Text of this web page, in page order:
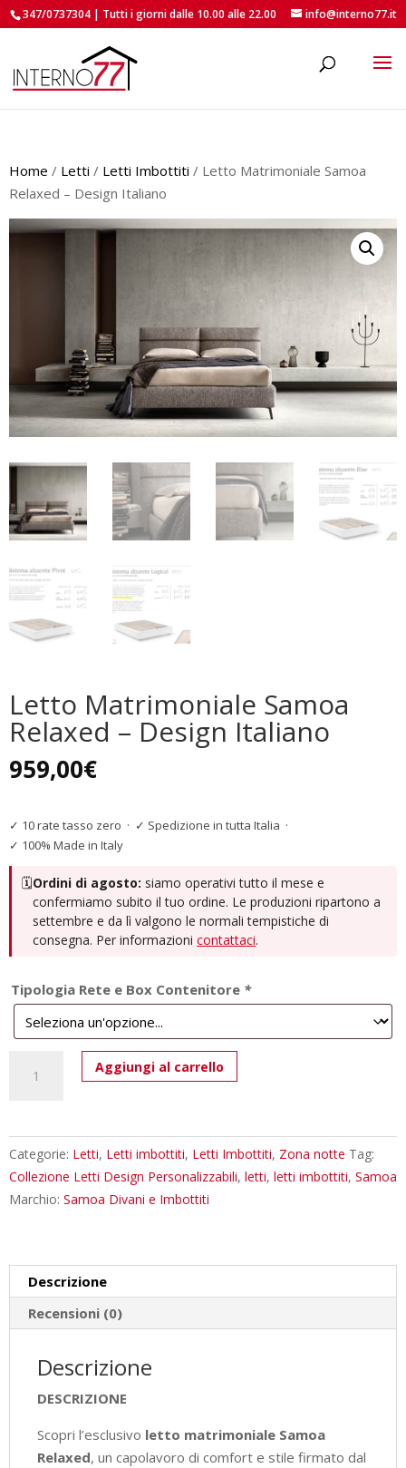
347/0737304 | Tutti i giorni dalle 10.00 alle 22.00 info@interno77.it
Home / Letti / Letti Imbottiti / Letto Matrimoniale Samoa
Relaxed – Design Italiano
Letto Matrimoniale Samoa
Relaxed – Design Italiano
959,00€
✓ 10 rate tasso zero · ✓ Spedizione in tutta Italia ·
✓ 100% Made in Italy
🗓️Ordini di agosto: siamo operativi tutto il mese e
confermiamo subito il tuo ordine. Le produzioni ripartono a
settembre e da lì valgono le normali tempistiche di
consegna. Per informazionicontattaci.
Tipologia Rete e Box Contenitore *
Matrimoniale
-
Design
Italiano
Aggiungi al carrello
Categorie: Letti, Letti imbottiti, Letti Imbottiti, Zona notte Tag:
Collezione Letti Design Personalizzabili, letti, letti imbottiti, Samoa
Marchio: Samoa Divani e Imbottiti
Descrizione
Recensioni (0)
Descrizione
DESCRIZIONE
Scopri l’esclusivo letto matrimoniale Samoa
Relaxed, un capolavoro di comfort e stile firmato dal